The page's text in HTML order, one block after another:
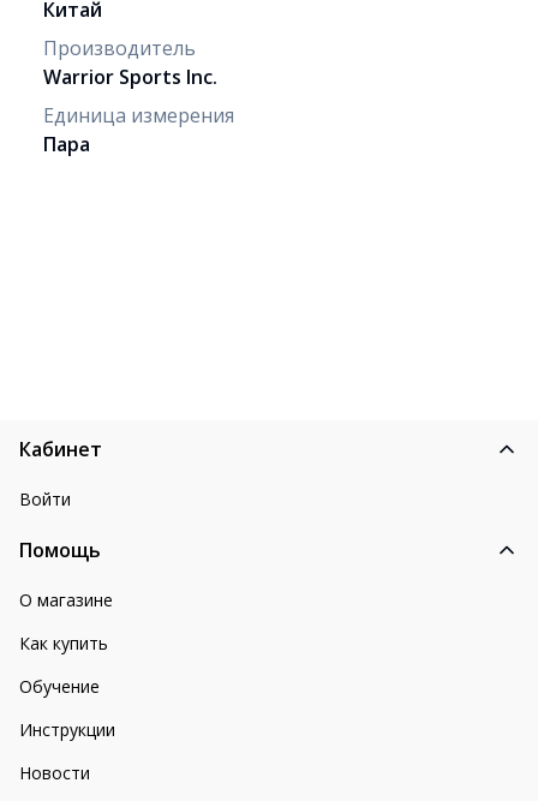
Китай
Производитель
Warrior Sports Inc.
Единица измерения
Пара
Кабинет
Войти
Помощь
О магазине
Как купить
Обучение
Инструкции
Новости